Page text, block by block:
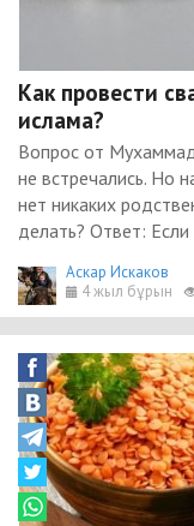
Как провести
ислама?
Вопрос от
не встречались. Но
нет никаких
делать? Ответ:
Аскар Искаков
4 жыл бұрын